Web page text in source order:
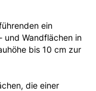
ein
und Wandflächen in
bis 10 cm zur
die einer